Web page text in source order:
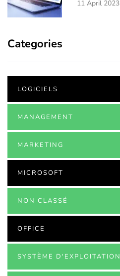
11 April 2023
Categories
LOGICIELS
MANAGEMENT
MARKETING
MICROSOFT
NON CLASSÉ
OFFICE
SYSTÈME D'EXPLOITATION